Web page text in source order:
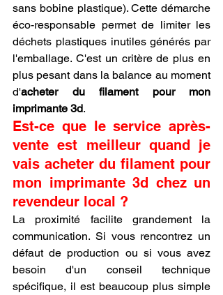
sans bobine plastique). Cette démarche
éco-responsable permet de limiter les
déchets plastiques inutiles générés par
l'emballage. C'est un critère de plus en
plus pesant dans la balance au moment
d'acheter du filament pour mon
imprimante 3d.
Est-ce que le service après-
vente est meilleur quand je
vais acheter du filament pour
mon imprimante 3d chez un
revendeur local ?
La proximité facilite grandement la
communication. Si vous rencontrez un
défaut de production ou si vous avez
besoin d'un conseil technique
spécifique, il est beaucoup plus simple